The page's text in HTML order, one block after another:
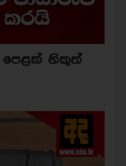
පෙළක් නිකුත්